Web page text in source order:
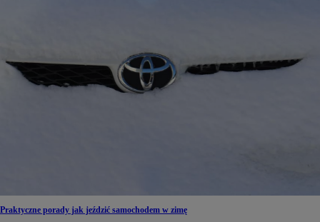
Praktyczne porady jak jeździć samochodem w zimę